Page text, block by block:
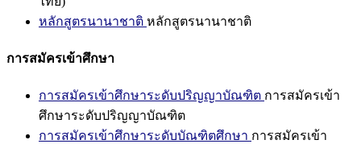
หลักสูตรนานาชาติ หลักสูตรนานาชาติ
การสมัครเข้าศึกษา
การสมัครเข้าศึกษาระดับปริญญาบัณฑิต การสมัครเข้า
ศึกษาระดับปริญญาบัณฑิต
การสมัครเข้าศึกษาระดับบัณฑิตศึกษา การสมัครเข้า